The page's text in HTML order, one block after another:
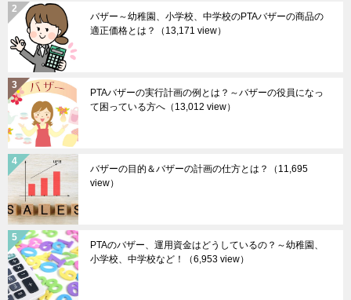
バザー～幼稚園、小学校、中学校のPTAバザーの商品の
適正価格とは？
（13,171 view）
PTAバザーの実行計画の例とは？～バザーの役員になっ
て困っている方へ （13,012 view）
バザーの目的＆バザーの計画の仕方とは？
（11,695
view）
PTAのバザー、運用資金はどうしているの？～幼稚園、
小学校、中学校など！
（6,953 view）